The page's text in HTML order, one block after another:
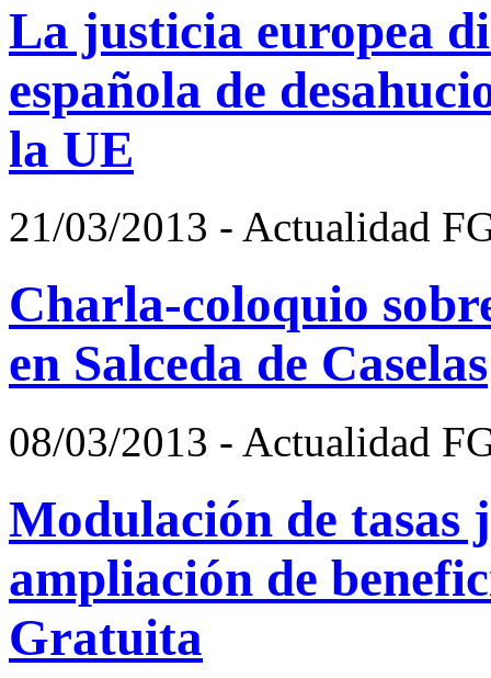
La justicia europea
española de
la UE
21/03/2013 - Actualidad
Charla-coloquio
en Salceda de Caselas
08/03/2013 - Actualidad
Modulación de tasas
ampliación de
Gratuita